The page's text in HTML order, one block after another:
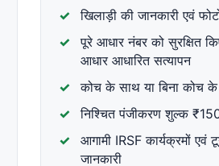
खिलाड़ी की जानकारी एवं
पूरे आधार नंबर को सुरक्षित
आधार आधारित सत्यापन
कोच के साथ या बिना कोच के
निश्चित पंजीकरण शुल्क
आगामी IRSF कार्यक्रमों एवं
जानकारी
Gender / लिंग *
Parent/guardian name / अभिभावक का